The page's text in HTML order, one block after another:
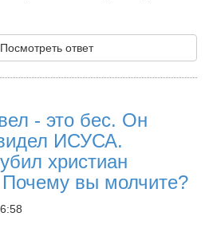
Посмотреть ответ
- это бес. Он
ИСУСА.
христиан
вы молчите?